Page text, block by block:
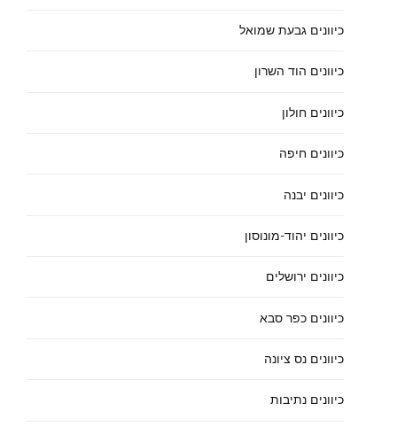
כיוונים גבעת שמואל
כיוונים הוד השרון
כיוונים חולון
כיוונים חיפה
כיוונים יבנה
כיוונים יהוד-מונוסון
כיוונים ירושלים
כיוונים כפר סבא
כיוונים נס ציונה
כיוונים נתיבות